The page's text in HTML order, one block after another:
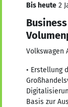
Bis heute 2
Volkswagen
• Erstellung
Basis zur